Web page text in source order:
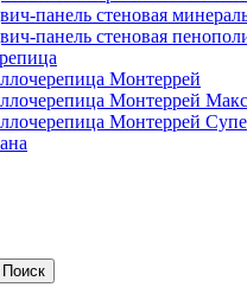
панель стеновая
панель стеновая
Монтеррей
Монтеррей
Монтеррей